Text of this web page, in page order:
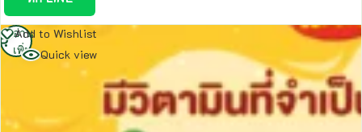
Add to Wishlist
Quick view
อ่าน
เพิ่ม